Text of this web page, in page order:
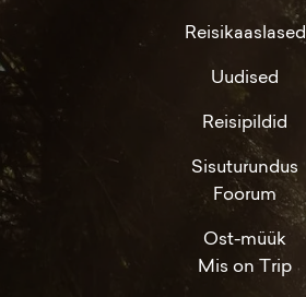
Reisikaaslased
Uudised
Reisipildid
Sisuturundus
Foorum
Ost-müük
Mis on Trip